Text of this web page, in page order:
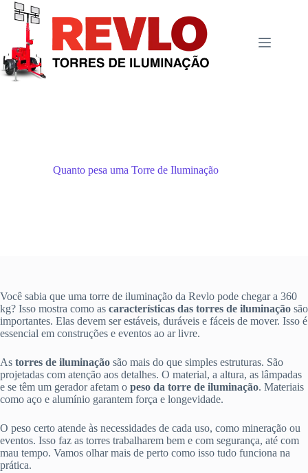
Pular
para
conteúdo
Quanto pesa uma Torre de Iluminação
Você sabia que uma torre de iluminação da Revlo pode chegar a 360
kg? Isso mostra como as características das torres de iluminação são
importantes. Elas devem ser estáveis, duráveis e fáceis de mover. Isso é
essencial em construções e eventos ao ar livre.
As torres de iluminação são mais do que simples estruturas. São
projetadas com atenção aos detalhes. O material, a altura, as lâmpadas
e se têm um gerador afetam o peso da torre de iluminação. Materiais
como aço e alumínio garantem força e longevidade.
O peso certo atende às necessidades de cada uso, como mineração ou
eventos. Isso faz as torres trabalharem bem e com segurança, até com
mau tempo. Vamos olhar mais de perto como isso tudo funciona na
prática.